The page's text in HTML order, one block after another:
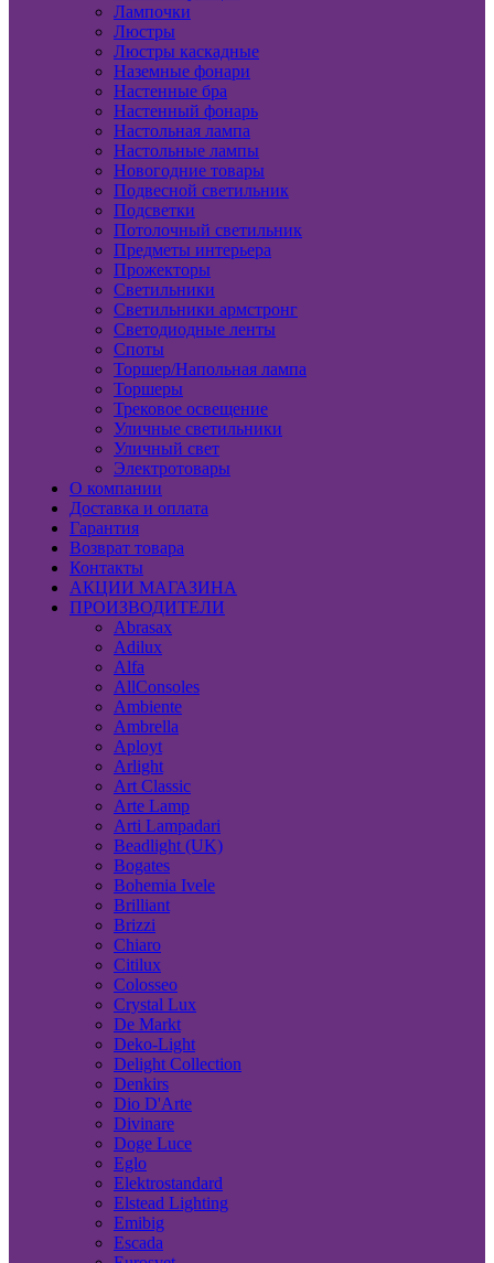
Лампочки
Люстры
Люстры каскадные
Наземные фонари
Настенные бра
Настенный фонарь
Настольная лампа
Настольные лампы
Новогодние товары
Подвесной светильник
Подсветки
Потолочный светильник
Предметы интерьера
Прожекторы
Светильники
Светильники армстронг
Светодиодные ленты
Споты
Торшер/Напольная лампа
Торшеры
Трековое освещение
Уличные светильники
Уличный свет
Электротовары
О компании
Доставка и оплата
Гарантия
Возврат товара
Контакты
АКЦИИ МАГАЗИНА
ПРОИЗВОДИТЕЛИ
Abrasax
Adilux
Alfa
AllConsoles
Ambiente
Ambrella
Aployt
Arlight
Art Classic
Arte Lamp
Arti Lampadari
Beadlight (UK)
Bogates
Bohemia Ivele
Brilliant
Brizzi
Chiaro
Citilux
Colosseo
Crystal Lux
De Markt
Deko-Light
Delight Collection
Denkirs
Dio D'Arte
Divinare
Doge Luce
Eglo
Elektrostandard
Elstead Lighting
Emibig
Escada